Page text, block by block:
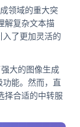
领域的重大突
解复杂文本描
了更加灵活的
大的图像生成
能。然而，直
择合适的中转服